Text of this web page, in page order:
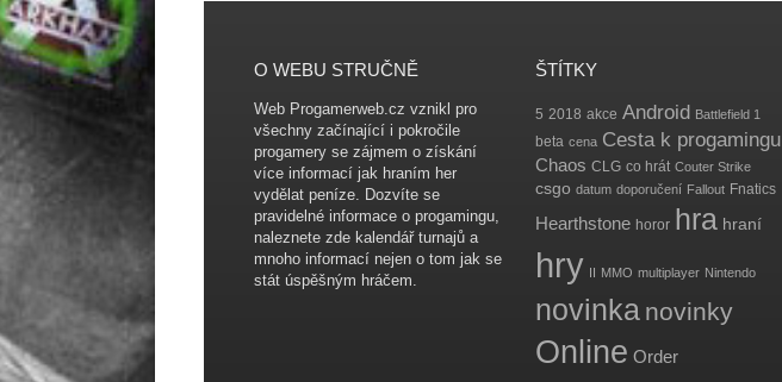
O WEBU STRUČNĚ
Web Progamerweb.cz vznikl pro
všechny začínající i pokročile
progamery se zájmem o získání
více informací jak hraním her
vydělat peníze. Dozvíte se
pravidelné informace o progamingu,
naleznete zde kalendář turnajů a
mnoho informací nejen o tom jak se
stát úspěšným hráčem.
ŠTÍTKY
5 2018 akce Android Battlefield 1
beta cena Cesta k progamingu
Chaos CLG co hrát Couter Strike
csgo datum doporučení Fallout Fnatics
Hearthstone horor hra hraní
hry II MMO multiplayer Nintendo
novinka novinky
Online Order